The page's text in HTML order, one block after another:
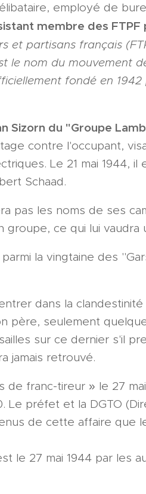
employé de
membre des FTPF
et partisans français
le nom du mouvement
fondé en
Sizorn du "Groupe
contre l'occupant,
Le 21 mai 1944, il
Schaad.
pas les noms de ses
ce qui lui vaudra
la vingtaine des
dans la
père, seulement
sur ce dernier s'il
jamais retrouvé.
franc-tireur » le 27
Le préfet et la DGTO
de cette affaire que
le 27 mai 1944 par les